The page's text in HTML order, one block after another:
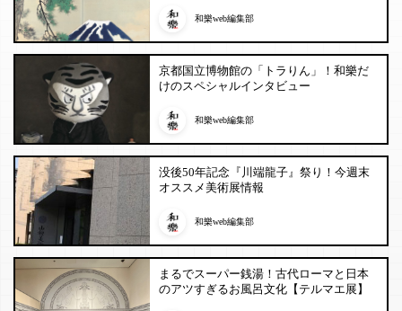
和樂web編集部
京都国立博物館の「トラりん」！和樂だ
けのスペシャルインタビュー
和樂web編集部
没後50年記念『川端龍子』祭り！今週末
オススメ美術展情報
和樂web編集部
まるでスーパー銭湯！古代ローマと日本
のアツすぎるお風呂文化【テルマエ展】